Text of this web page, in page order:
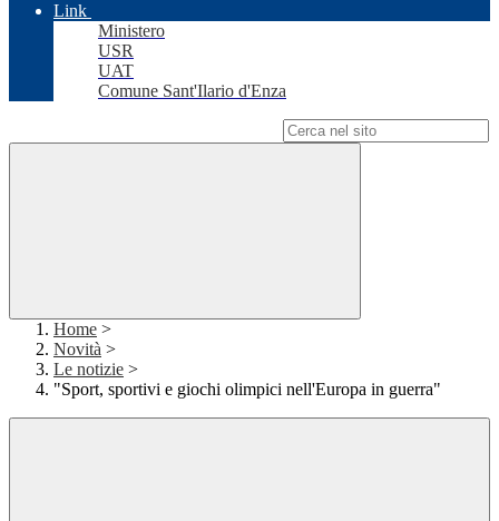
Link
Ministero
USR
UAT
Comune Sant'Ilario d'Enza
Home >
Novità >
Le notizie >
"Sport, sportivi e giochi olimpici nell'Europa in guerra"